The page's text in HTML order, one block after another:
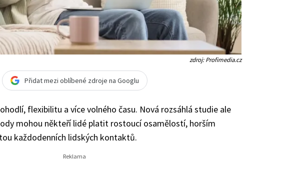
zdroj: Profimedia.cz
Přidat mezi oblíbené zdroje na Googlu
flexibilitu a více volného času. Nová rozsáhlá studie ale
mohou někteří lidé platit rostoucí osamělostí, horším
každodenních lidských kontaktů.